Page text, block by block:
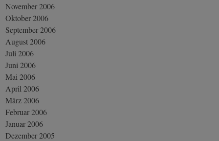
November 2006
Oktober 2006
September 2006
August 2006
Juli 2006
Juni 2006
Mai 2006
April 2006
März 2006
Februar 2006
Januar 2006
Dezember 2005